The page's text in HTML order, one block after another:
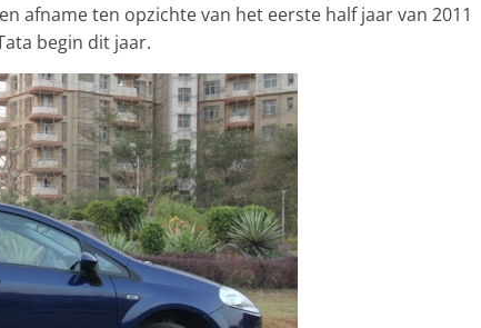
afname ten opzichte van het eerste half jaar van 2011
begin dit jaar.